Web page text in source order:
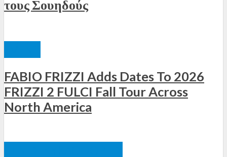
τους Σουηδούς
FABIO FRIZZI Adds Dates To 2026
FRIZZI 2 FULCI Fall Tour Across
North America